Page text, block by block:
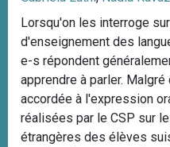
Lorsqu'on les interroge
d'enseignement des
e-s répondent
apprendre à parler.
accordée à l'expression
réalisées par le CSP sur
étrangères des élèves